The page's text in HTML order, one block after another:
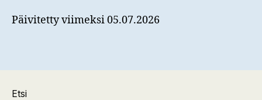
Päivitetty viimeksi 05.07.2026
Etsi